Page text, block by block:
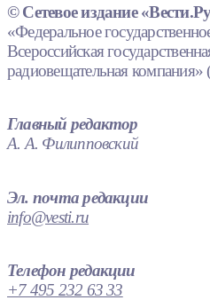
© Сетевое издание
«Федеральное
Всероссийская
радиовещательная
Главный редактор
А. А. Филипповский
Эл. почта редакции
info@vesti.ru
Телефон редакции
+7 495 232 63 33